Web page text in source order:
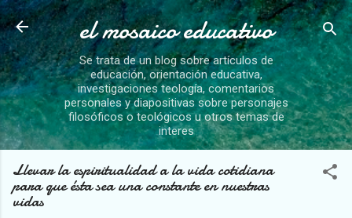
Ir al contenido principal
el mosaico educativo
Se trata de un blog sobre artículos de
educación, orientación educativa,
investigaciones teología, comentarios
personales y diapositivas sobre personajes
filosóficos o teológicos u otros temas de
interes
Llevar la espiritualidad a la vida cotidiana
para que ésta sea una constante en nuestras
vidas